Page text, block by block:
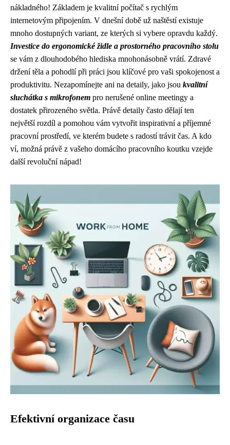
nákladného! Základem je kvalitní počítač s rychlým
internetovým připojením. V dnešní době už naštěstí existuje
mnoho dostupných variant, ze kterých si vybere opravdu každý.
Investice do ergonomické židle a prostorného pracovního stolu
se vám z dlouhodobého hlediska mnohonásobně vrátí. Zdravé
držení těla a pohodlí při práci jsou klíčové pro vaši spokojenost a
produktivitu. Nezapomínejte ani na detaily, jako jsou kvalitní
sluchátka s mikrofonem pro nerušené online meetingy a
dostatek přirozeného světla. Právě detaily často dělají ten
největší rozdíl a pomohou vám vytvořit inspirativní a příjemné
pracovní prostředí, ve kterém budete s radostí trávit čas. A kdo
ví, možná právě z vašeho domácího pracovního koutku vzejde
další revoluční nápad!
Efektivní organizace času